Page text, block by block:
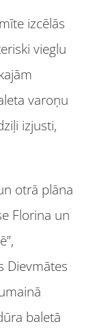
izcēlās
vieglu
varoņu
izjusti,
otrā plāna
Florina un
Dievmātes
baletā